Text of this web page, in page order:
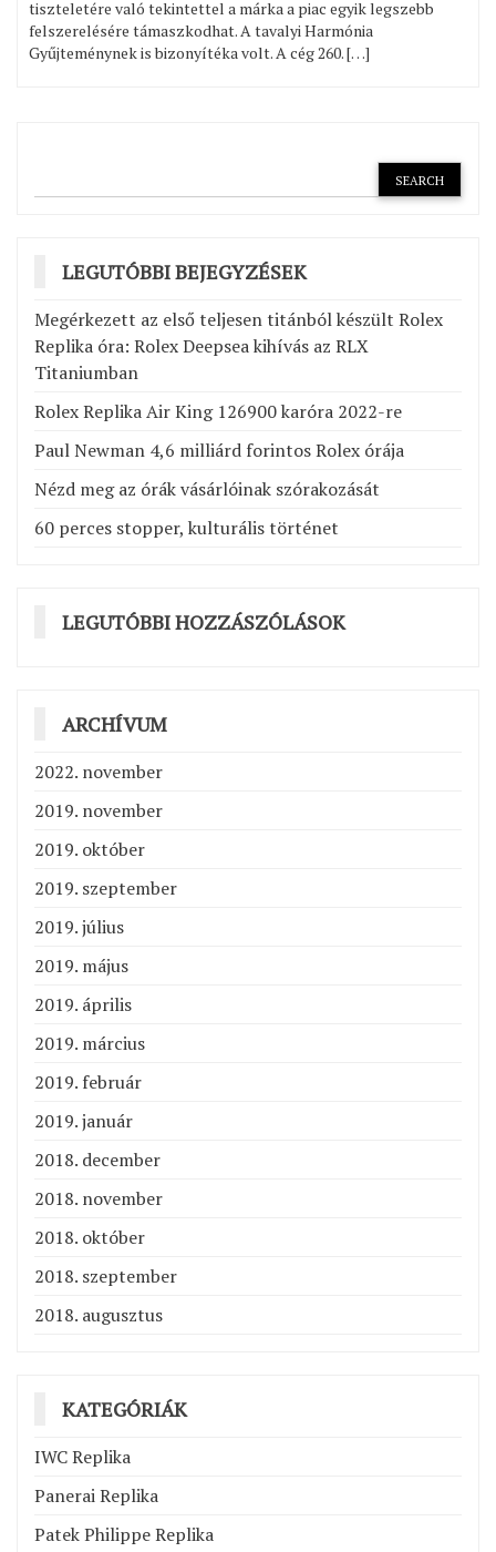
tiszteletére való tekintettel a márka a piac egyik legszebb
felszerelésére támaszkodhat. A tavalyi Harmónia
Gyűjteménynek is bizonyítéka volt. A cég 260. […]
LEGUTÓBBI BEJEGYZÉSEK
Megérkezett az első teljesen titánból készült Rolex
Replika óra: Rolex Deepsea kihívás az RLX
Titaniumban
Rolex Replika Air King 126900 karóra 2022-re
Paul Newman 4,6 milliárd forintos Rolex órája
Nézd meg az órák vásárlóinak szórakozását
60 perces stopper, kulturális történet
LEGUTÓBBI HOZZÁSZÓLÁSOK
ARCHÍVUM
2022. november
2019. november
2019. október
2019. szeptember
2019. július
2019. május
2019. április
2019. március
2019. február
2019. január
2018. december
2018. november
2018. október
2018. szeptember
2018. augusztus
KATEGÓRIÁK
IWC Replika
Panerai Replika
Patek Philippe Replika